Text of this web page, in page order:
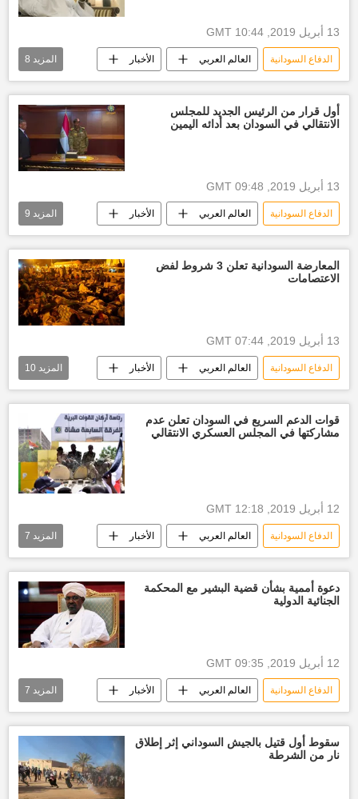
أخبار البشير
أخبار العالم الآن
13 أبريل 2019, 10:44 GMT
الدفاع السودانية العالم العربي الأخبار
الخرطوم صلاح عبدالله قوش
الرئاسة السودانية الحكومة السودانية
عزل البشير أخبار العالم الآن
المزيد 8
أول قرار من الرئيس الجديد للمجلس
الانتقالي في السودان بعد أدائه اليمين
13 أبريل 2019, 09:48 GMT
الدفاع السودانية العالم العربي الأخبار
الخرطوم عمر البشير
الفريق أول عوض محمد بن عوف
الحكومة السودانية
أخبار الاقتصاد السوداني
المزيد 9
المعارضة السودانية تعلن 3 شروط لفض
الاعتصامات
13 أبريل 2019, 07:44 GMT
الدفاع السودانية العالم العربي الأخبار
الخرطوم الفريق أول عوض محمد بن عوف
الحكومة السودانية الرئاسة السودانية
المعارضة السودانية أخبار العالم الآن
المزيد 10
قوات الدعم السريع في السودان تعلن عدم
مشاركتها في المجلس العسكري الانتقالي
12 أبريل 2019, 12:18 GMT
الدفاع السودانية العالم العربي الأخبار
الخرطوم الحكومة السودانية
المعارضة السودانية عمر البشير
أخبار العالم الآن
المزيد 7
دعوة أممية بشأن قضية البشير مع المحكمة
الجنائية الدولية
12 أبريل 2019, 09:35 GMT
الدفاع السودانية العالم العربي الأخبار
عمر البشير الحكومة السودانية
الرئاسة السودانية المعارضة السودانية
أخبار العالم الآن
المزيد 7
سقوط أول قتيل بالجيش السوداني إثر إطلاق
نار من الشرطة